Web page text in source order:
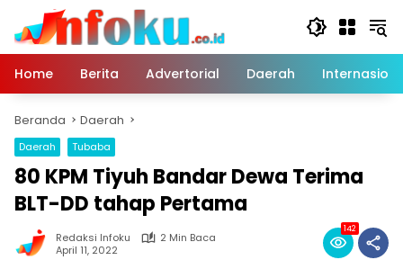
Langsung
konten
Home
Berita Advertorial Daerah
Beranda Daerah
Daerah Tubaba
80 KPM Tiyuh Bandar Dewa Terima
BLT-DD tahap Pertama
Redaksi Infoku
2 Min Baca
April 11, 2022
142